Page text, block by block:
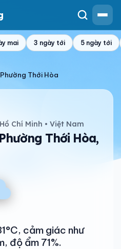
mai 3 ngày tới 5 ngày tới
Phường Thới Hòa
Chí Minh • Việt Nam
Thới Hòa,
cảm giác như
độ ẩm 71%.